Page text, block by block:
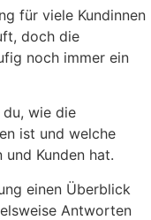
für viele Kundinnen
doch die
noch immer ein
du, wie die
ist und welche
und Kunden hat.
einen Überblick
Antworten